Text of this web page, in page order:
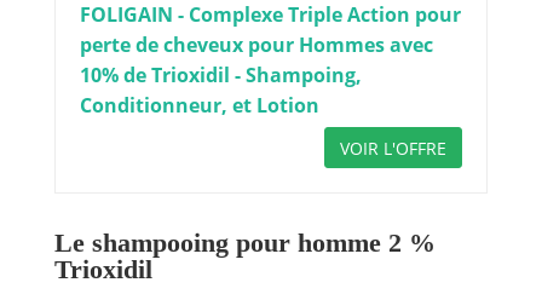
FOLIGAIN - Complexe Triple Action pour
perte de cheveux pour Hommes avec
10% de Trioxidil - Shampoing,
Conditionneur, et Lotion
VOIR L'OFFRE
Le shampooing pour homme 2 %
Trioxidil